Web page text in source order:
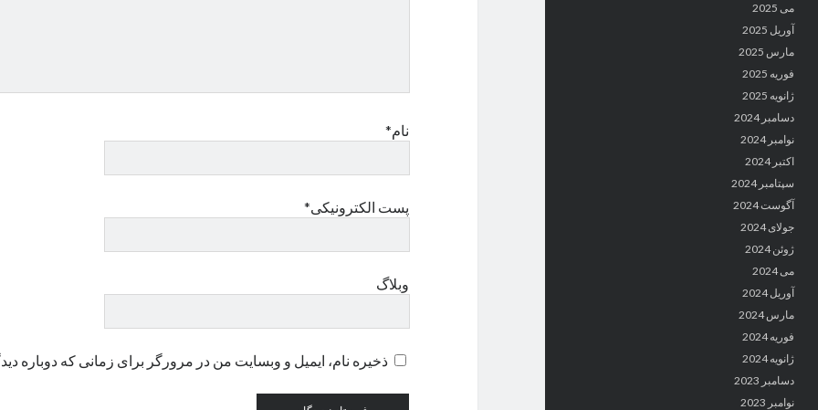
می 2025
آوریل 2025
مارس 2025
فوریه 2025
ژانویه 2025
دسامبر 2024
نوامبر 2024
اکتبر 2024
سپتامبر 2024
آگوست 2024
جولای 2024
ژوئن 2024
می 2024
آوریل 2024
مارس 2024
فوریه 2024
ژانویه 2024
دسامبر 2023
نوامبر 2023
نام*
پست الکترونیکی*
وبلاگ
ذخیره نام، ایمیل و وبسایت من در مرورگر برای زمانی که دوباره